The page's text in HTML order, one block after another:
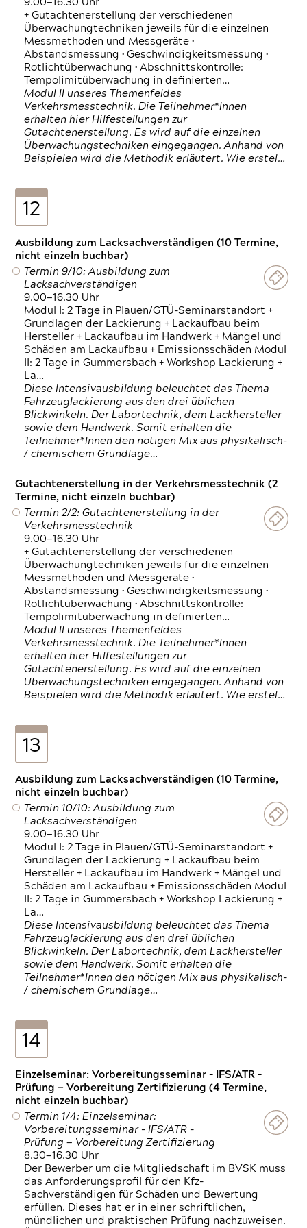
9.00—16.30 Uhr
+ Gutachtenerstellung der verschiedenen
Überwachungtechniken jeweils für die einzelnen
Messmethoden und Messgeräte •
Abstandsmessung • Geschwindigkeitsmessung •
Rotlichtüberwachung • Abschnittskontrolle:
Tempolimitüberwachung in definierten…
Modul II unseres Themenfeldes
Verkehrsmesstechnik. Die Teilnehmer*Innen
erhalten hier Hilfestellungen zur
Gutachtenerstellung. Es wird auf die einzelnen
Überwachungstechniken eingegangen. Anhand von
Beispielen wird die Methodik erläutert. Wie erstel…
12
Ausbildung zum Lacksachverständigen (10 Termine,
nicht einzeln buchbar)
Termin 9/10: Ausbildung zum
Lacksachverständigen
9.00—16.30 Uhr
Modul I: 2 Tage in Plauen/GTÜ-Seminarstandort +
Grundlagen der Lackierung + Lackaufbau beim
Hersteller + Lackaufbau im Handwerk + Mängel und
Schäden am Lackaufbau + Emissionsschäden Modul
II: 2 Tage in Gummersbach + Workshop Lackierung +
La…
Diese Intensivausbildung beleuchtet das Thema
Fahrzeuglackierung aus den drei üblichen
Blickwinkeln. Der Labortechnik, dem Lackhersteller
sowie dem Handwerk. Somit erhalten die
Teilnehmer*Innen den nötigen Mix aus physikalisch-
/ chemischem Grundlage…
Gutachtenerstellung in der Verkehrsmesstechnik (2
Termine, nicht einzeln buchbar)
Termin 2/2: Gutachtenerstellung in der
Verkehrsmesstechnik
9.00—16.30 Uhr
+ Gutachtenerstellung der verschiedenen
Überwachungtechniken jeweils für die einzelnen
Messmethoden und Messgeräte •
Abstandsmessung • Geschwindigkeitsmessung •
Rotlichtüberwachung • Abschnittskontrolle:
Tempolimitüberwachung in definierten…
Modul II unseres Themenfeldes
Verkehrsmesstechnik. Die Teilnehmer*Innen
erhalten hier Hilfestellungen zur
Gutachtenerstellung. Es wird auf die einzelnen
Überwachungstechniken eingegangen. Anhand von
Beispielen wird die Methodik erläutert. Wie erstel…
13
Ausbildung zum Lacksachverständigen (10 Termine,
nicht einzeln buchbar)
Termin 10/10: Ausbildung zum
Lacksachverständigen
9.00—16.30 Uhr
Modul I: 2 Tage in Plauen/GTÜ-Seminarstandort +
Grundlagen der Lackierung + Lackaufbau beim
Hersteller + Lackaufbau im Handwerk + Mängel und
Schäden am Lackaufbau + Emissionsschäden Modul
II: 2 Tage in Gummersbach + Workshop Lackierung +
La…
Diese Intensivausbildung beleuchtet das Thema
Fahrzeuglackierung aus den drei üblichen
Blickwinkeln. Der Labortechnik, dem Lackhersteller
sowie dem Handwerk. Somit erhalten die
Teilnehmer*Innen den nötigen Mix aus physikalisch-
/ chemischem Grundlage…
14
Einzelseminar: Vorbereitungsseminar - IFS/ATR -
Prüfung — Vorbereitung Zertifizierung (4 Termine,
nicht einzeln buchbar)
Termin 1/4: Einzelseminar:
Vorbereitungsseminar - IFS/ATR -
Prüfung — Vorbereitung Zertifizierung
8.30—16.30 Uhr
Der Bewerber um die Mitgliedschaft im BVSK muss
das Anforderungsprofil für den Kfz-
Sachverständigen für Schäden und Bewertung
erfüllen. Dieses hat er in einer schriftlichen,
mündlichen und praktischen Prüfung nachzuweisen.